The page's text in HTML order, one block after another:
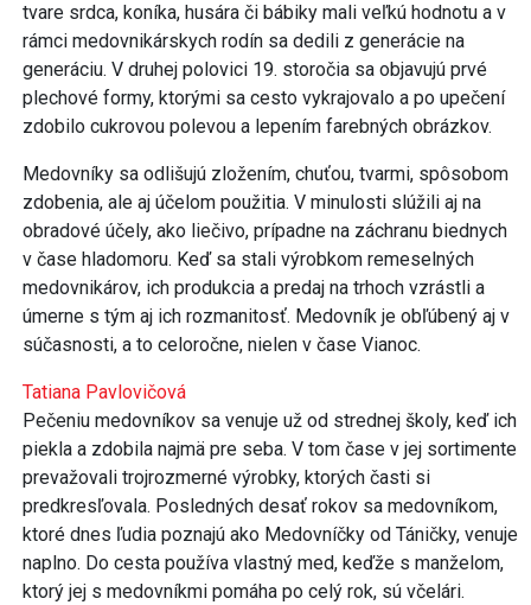
tvare srdca, koníka, husára či bábiky mali veľkú hodnotu a v
rámci medovnikárskych rodín sa dedili z generácie na
generáciu. V druhej polovici 19. storočia sa objavujú prvé
plechové formy, ktorými sa cesto vykrajovalo a po upečení
zdobilo cukrovou polevou a lepením farebných obrázkov.
Medovníky sa odlišujú zložením, chuťou, tvarmi, spôsobom
zdobenia, ale aj účelom použitia. V minulosti slúžili aj na
obradové účely, ako liečivo, prípadne na záchranu biednych
v čase hladomoru. Keď sa stali výrobkom remeselných
medovnikárov, ich produkcia a predaj na trhoch vzrástli a
úmerne s tým aj ich rozmanitosť. Medovník je obľúbený aj v
súčasnosti, a to celoročne, nielen v čase Vianoc.
Tatiana Pavlovičová
Pečeniu medovníkov sa venuje už od strednej školy, keď ich
piekla a zdobila najmä pre seba. V tom čase v jej sortimente
prevažovali trojrozmerné výrobky, ktorých časti si
predkresľovala. Posledných desať rokov sa medovníkom,
ktoré dnes ľudia poznajú ako Medovníčky od Táničky, venuje
naplno. Do cesta používa vlastný med, keďže s manželom,
ktorý jej s medovníkmi pomáha po celý rok, sú včelári.